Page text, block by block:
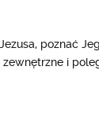
poznać
i